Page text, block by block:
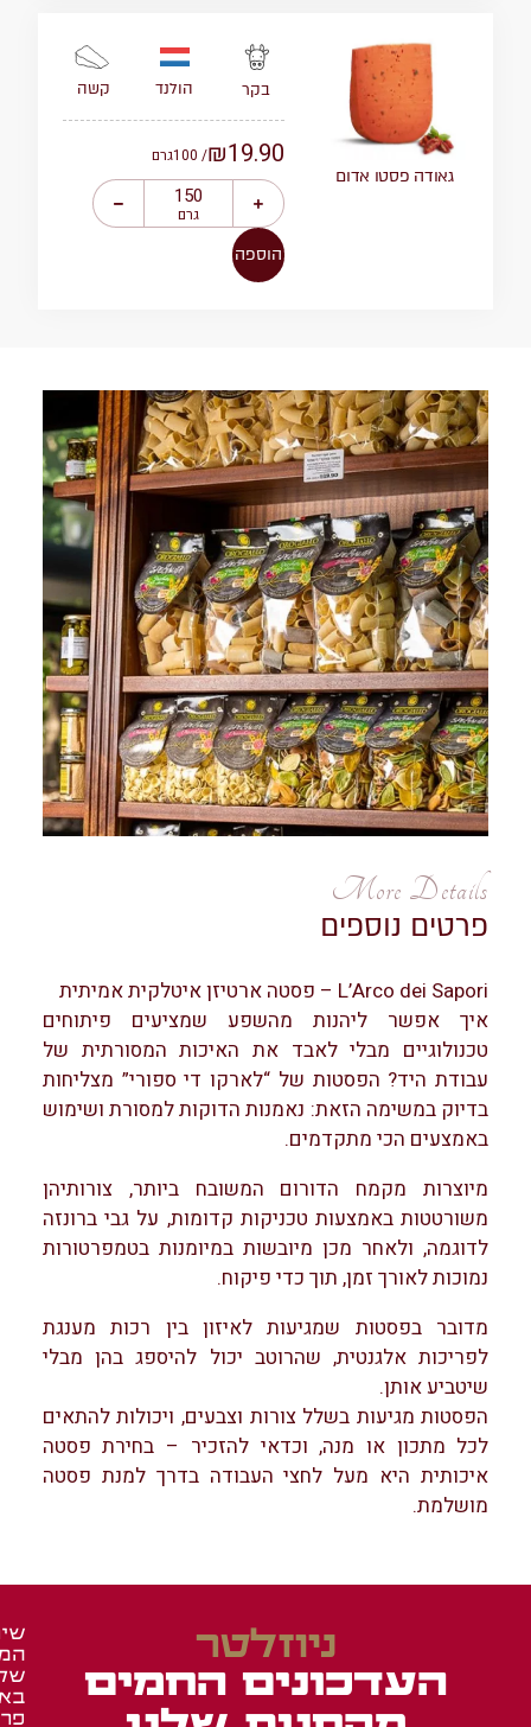
גאודה פסטו אדום
בקר הולנד קשה
₪19.90
/ 100 גרם
גרם
הוספה
More Details
פרטים נוספים
L’Arco dei Sapori – פסטה ארטיזן איטלקית אמיתית
איך אפשר ליהנות מהשפע שמציעים פיתוחים
טכנולוגיים מבלי לאבד את האיכות המסורתית של
עבודת היד? הפסטות של “לארקו די ספורי” מצליחות
בדיוק במשימה הזאת: נאמנות הדוקות למסורת ושימוש
באמצעים הכי מתקדמים.
מיוצרות מקמח הדורום המשובח ביותר, צורותיהן
משורטטות באמצעות טכניקות קדומות, על גבי ברונזה
לדוגמה, ולאחר מכן מיובשות במיומנות בטמפרטורות
נמוכות לאורך זמן, תוך כדי פיקוח.
מדובר בפסטות שמגיעות לאיזון בין רכות מענגת
לפריכות אלגנטית, שהרוטב יכול להיספג בהן מבלי
שיטביע אותן.
הפסטות מגיעות בשלל צורות וצבעים, ויכולות להתאים
לכל מתכון או מנה, וכדאי להזכיר – בחירת פסטה
איכותית היא מעל לחצי העבודה בדרך למנת פסטה
מושלמת.
ניוזלטר
העדכונים החמים